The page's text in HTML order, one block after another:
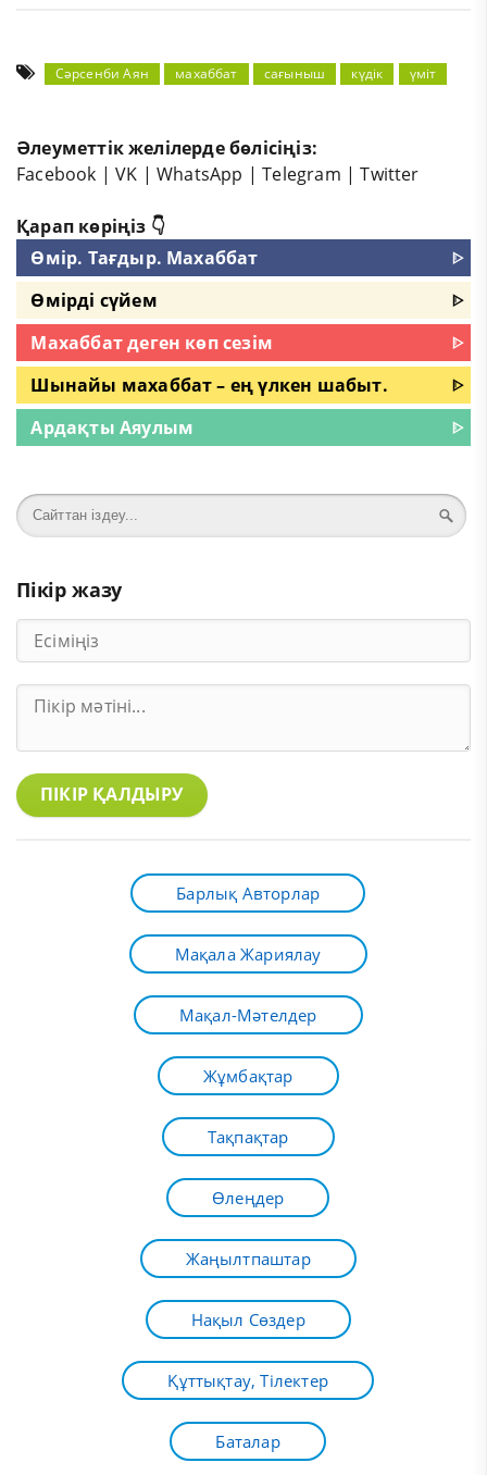
Сәрсенби Аян махаббат сағыныш күдік үміт
Әлеуметтік желілерде бөлісіңіз:
Facebook |VK |WhatsApp |Telegram |Twitter
Қарап көріңіз 👇
Өмір. Тағдыр. Махаббат
ᐈ
Өмірді сүйем
ᐈ
Махаббат деген көп сезім
ᐈ
Шынайы махаббат – ең үлкен шабыт.
ᐈ
Ардақты Аяулым
ᐈ
Пікір жазу
ПІКІР ҚАЛДЫРУ
Барлық Авторлар
Мақала Жариялау
Мақал-Мәтелдер
Жұмбақтар
Тақпақтар
Өлеңдер
Жаңылтпаштар
Нақыл Сөздер
Құттықтау, Тілектер
Баталар